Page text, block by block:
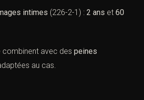
intimes (226-2-1 ) : 2 ans et 60
combinent avec des peines
au cas.